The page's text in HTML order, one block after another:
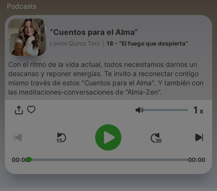
Podcasts
“Cuentos para el Alma”
Loreto Quiroz Toro 18 - “El fuego que despierta”
Con el ritmo de la vida actual, todos necesitamos darnos un
descanso y reponer energías. Te invito a reconectar contigo
mismo través de estos "Cuentos para el Alma". Y también con
las meditaciones-conversaciones de “Alma-Zen”.
Volumen 1 x
00:00 00:00